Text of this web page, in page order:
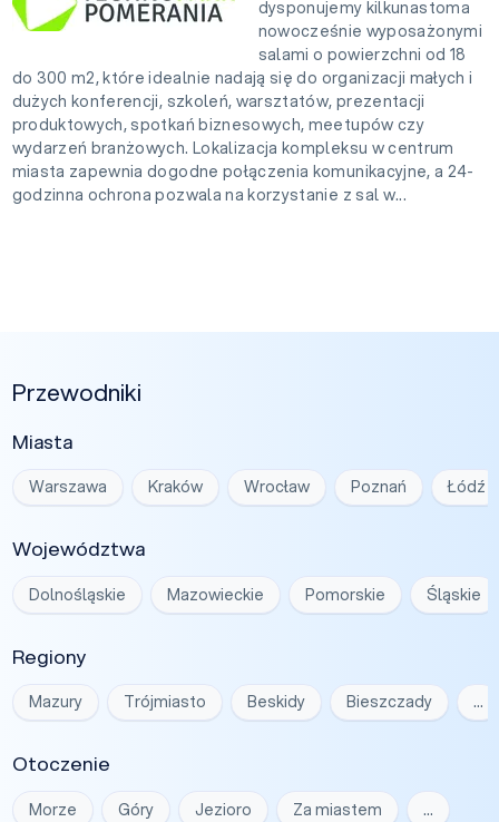
dysponujemy kilkunastoma
nowocześnie wyposażonymi
salami o powierzchni od 18
do 300 m2, które idealnie nadają się do organizacji małych i
dużych konferencji, szkoleń, warsztatów, prezentacji
produktowych, spotkań biznesowych, meetupów czy
wydarzeń branżowych. Lokalizacja kompleksu w centrum
miasta zapewnia dogodne połączenia komunikacyjne, a 24-
godzinna ochrona pozwala na korzystanie z sal w...
Przewodniki
Miasta
Warszawa Kraków Wrocław Poznań Łódź
Województwa
Dolnośląskie Mazowieckie Pomorskie Śląskie
Regiony
Mazury Trójmiasto Beskidy Bieszczady …
Otoczenie
Morze Góry Jezioro Za miastem …